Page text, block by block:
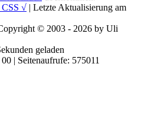
√ | Letzte Aktualisierung am
© 2003 - 2026 by Uli
geladen
| Seitenaufrufe: 575011